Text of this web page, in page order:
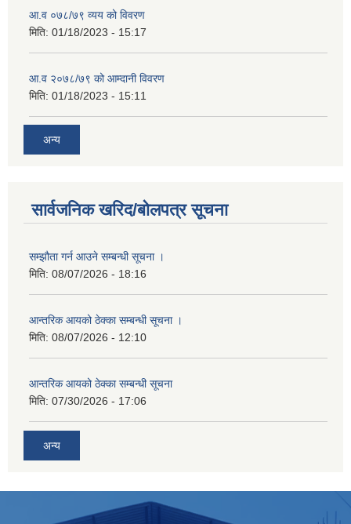
आ.व ०७८/७९ व्यय को विवरण
मिति: 01/18/2023 - 15:17
आ.व २०७८/७९ को आम्दानी विवरण
मिति: 01/18/2023 - 15:11
अन्य
सार्वजनिक खरिद/बोलपत्र सूचना
सम्झौता गर्न आउने सम्बन्धी सूचना ।
मिति: 08/07/2026 - 18:16
आन्तरिक आयको ठेक्का सम्बन्धी सूचना ।
मिति: 08/07/2026 - 12:10
आन्तरिक आयको ठेक्का सम्बन्धी सूचना
मिति: 07/30/2026 - 17:06
अन्य